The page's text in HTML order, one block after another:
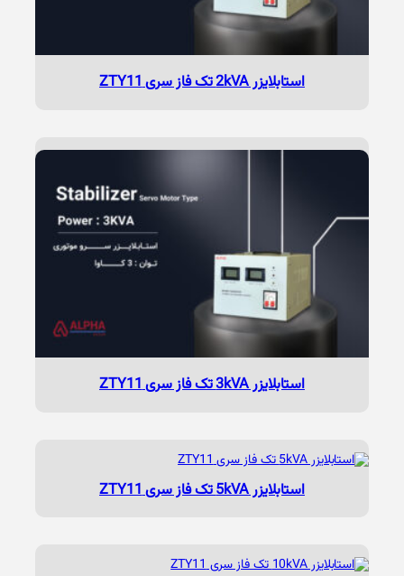
استابلایزر 2kVA تک فاز سری ZTY11
استابلایزر 3kVA تک فاز سری ZTY11
استابلایزر 5kVA تک فاز سری ZTY11